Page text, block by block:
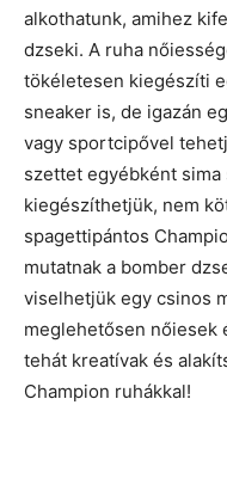
alkothatunk, amihez
dzseki. A ruha
tökéletesen kiegészíti
sneaker is, de igazán
vagy sportcipővel
szettet egyébként
kiegészíthetjük, nem
spagettipántos
mutatnak a bomber
viselhetjük egy csinos
meglehetősen nőiesek
tehát kreatívak és
Champion ruhákkal!